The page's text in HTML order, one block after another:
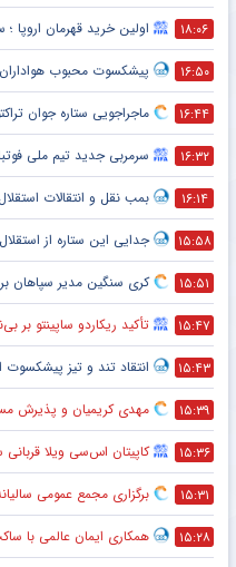
۱۸:۰۶ اولین خرید قهرمان اروپا
۱۶:۵۰ پیشکسوت محبوب هواداران
۱۶:۴۴ ماجراجویی ستاره جوان
۱۶:۳۲ سرمربی جدید تیم ملی
۱۶:۱۴ بمب نقل و انتقالات
۱۵:۵۸ جدایی این ستاره از
۱۵:۵۱ کری سنگین مدیر سپاهان
۱۵:۴۷ تأکید ریکاردو ساپینتو بر
۱۵:۴۳ انتقاد تند و تیز پیشکسوت
۱۵:۳۹ مهدی کریمیان و پذیرش
۱۵:۳۶ کاپیتان اس‌سی ویلا
۱۵:۳۱ برگزاری مجمع عمومی
۱۵:۲۸ همکاری ایمان عالمی با